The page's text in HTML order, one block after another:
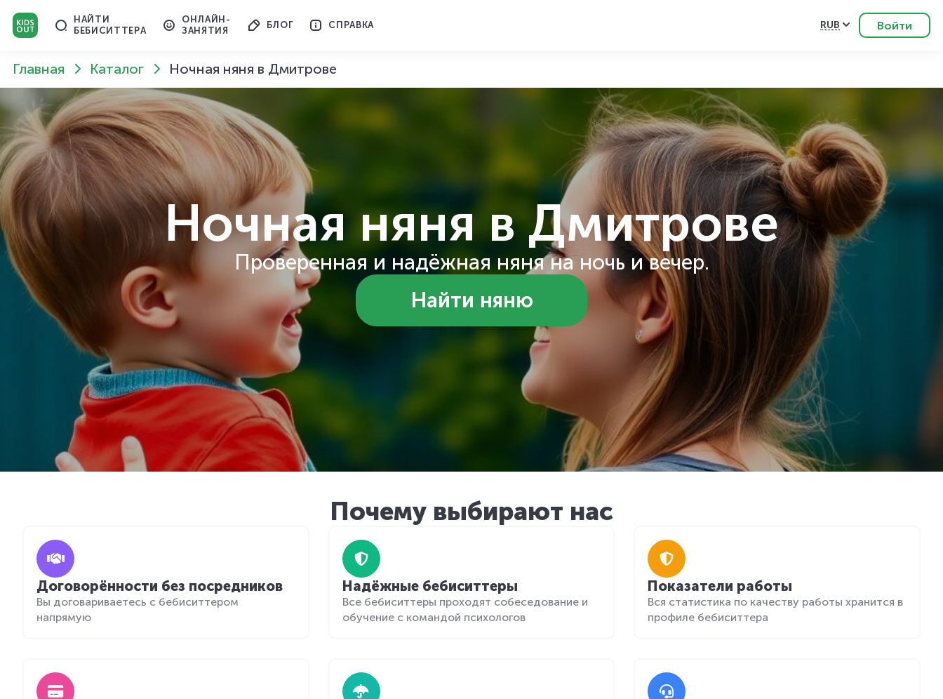
НАЙТИ
БЕБИСИТТЕРА
ОНЛАЙН-
ЗАНЯТИЯ
БЛОГ СПРАВКА RUB Войти
Главная Каталог Ночная няня в Дмитрове
Ночная няня в Дмитрове
Проверенная и надёжная няня на ночь и вечер.
Найти няню
Почему выбирают нас
Договорённости без посредников
Вы договариваетесь с бебиситтером
напрямую
Надёжные бебиситтеры
Все бебиситтеры проходят собеседование и
обучение с командой психологов
Показатели работы
Вся статистика по качеству работы хранится в
профиле бебиситтера